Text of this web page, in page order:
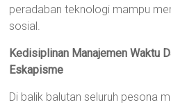
peradaban teknologi mampu
sosial.
Kedisiplinan Manajemen Waktu
Eskapisme
Di balik balutan seluruh pesona